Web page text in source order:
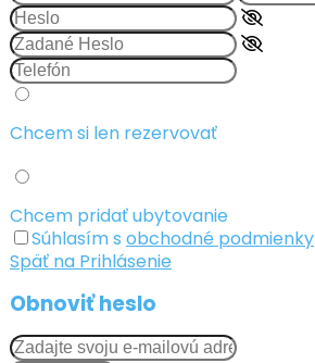
Chcem si len rezervovať
Chcem pridať ubytovanie
Súhlasím s obchodné podmienky
Späť na Prihlásenie
Obnoviť heslo